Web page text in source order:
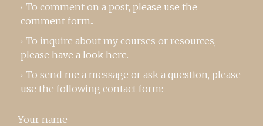
To comment on a post, please use the
comment form..
To inquire about my courses or resources,
please have a look here.
To send me a message or ask a question, please
use the following contact form:
Your name